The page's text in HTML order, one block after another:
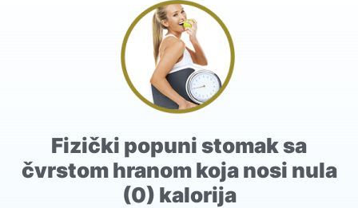
Fizički popuni stomak sa
čvrstom hranom koja nosi nula
(0) kalorija